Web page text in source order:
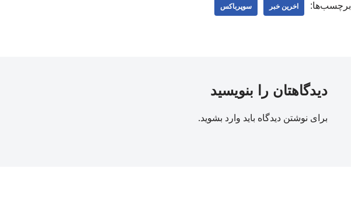
برچسب‌ها: اخرین خبر سوپرباکس
دیدگاهتان را بنویسید
برای نوشتن دیدگاه باید وارد بشوید.